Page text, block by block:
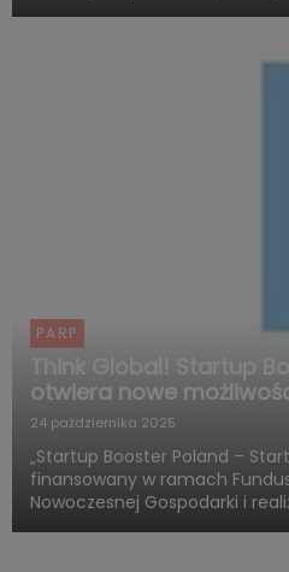
PARP
Think Global! Startup
otwiera nowe
24 października 2025
„Startup Booster Poland –
finansowany w ramach
Nowoczesnej Gospodarki i